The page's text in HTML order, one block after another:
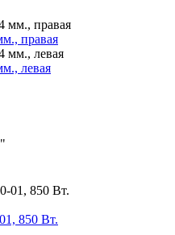
правая
левая
850 Вт.